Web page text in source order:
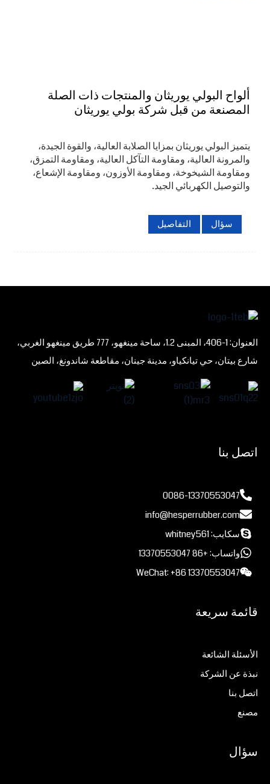
ألواح البولي يوريثان والمنتجات ذات الصلة
المصنعة من قبل شركة بولي يوريثان
يتميز البولي يوريثان بمزايا الصلابة العالية، والقوة الجيدة،
والمرونة العالية، ومقاومة التآكل العالية، ومقاومة التمزق،
ومقاومة الشيخوخة، ومقاومة الأوزون، ومقاومة الإشعاع،
والتوصيل الكهربائي الجيد.
سؤال التفاصيل
العنوان: 1-406، المبنى 1.2، ساحة مينغهو، 777 طريق مينغهو الغربي،
شارع بيتان، حي تيانكياو، مدينة جينان، مقاطعة شاندونغ، الصين
اتصل بنا
0086-13370553047
info@hesperrubber.com
سكايب: whitney561
واتساب: +86 13370553047
WeChat: +86 13370553047
قائمة سريعة
الأسئلة الشائعة
نبذة عن الشركة
اتصل بنا
مصنع
سؤال